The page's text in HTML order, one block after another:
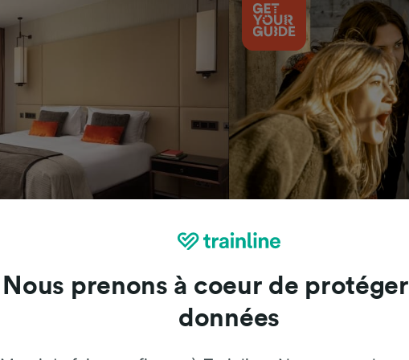
Trainline : l'avis de nos clients
Nous prenons à coeur de
données